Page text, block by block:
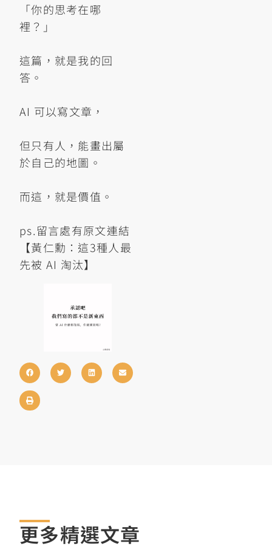
「你的思考在哪
裡？」
這篇，就是我的回
答。
AI 可以寫文章，
但只有人，能畫出屬
於自己的地圖。
而這，就是價值。
ps.留言處有原文連結
【黃仁勳：這3種人最
先被 AI 淘汰】
更多精選文章